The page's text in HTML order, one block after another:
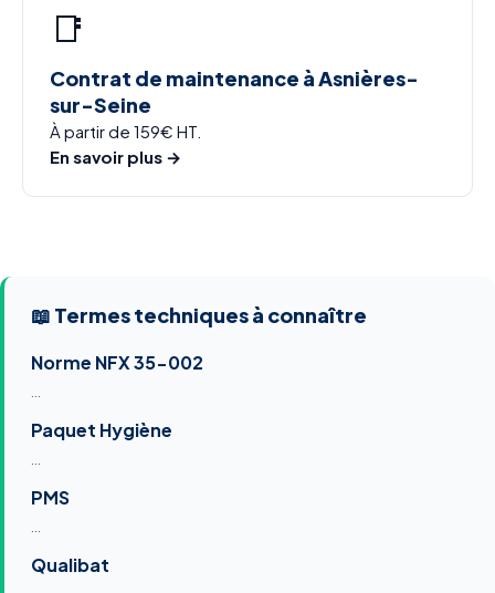
📑
Contrat de maintenance à Asnières-
sur-Seine
À partir de 159€ HT.
En savoir plus →
📖 Termes techniques à connaître
Norme NFX 35-002
Paquet Hygiène
PMS
Qualibat